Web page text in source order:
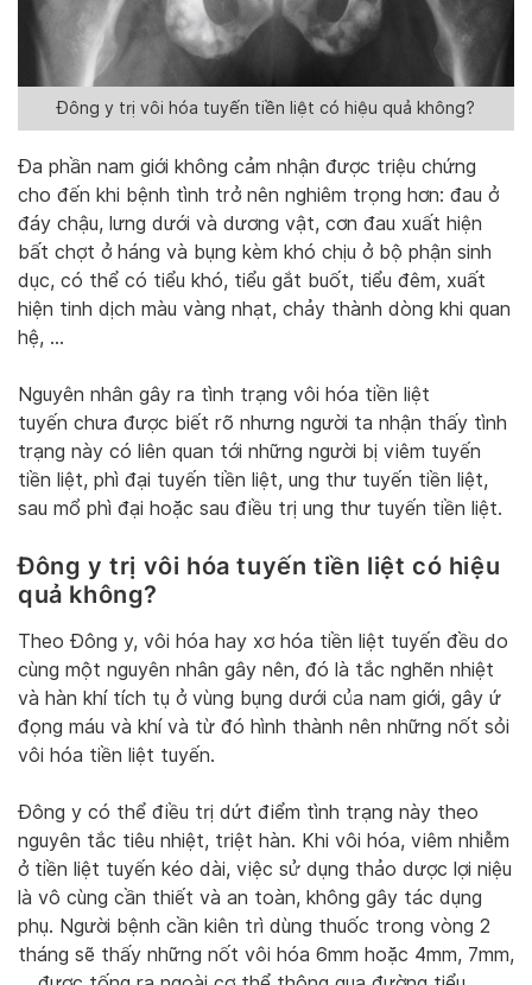
Đông y trị vôi hóa tuyến tiền liệt có hiệu quả không?
Đa phần nam giới không cảm nhận được triệu chứng
cho đến khi bệnh tình trở nên nghiêm trọng hơn: đau ở
đáy chậu, lưng dưới và dương vật, cơn đau xuất hiện
bất chợt ở háng và bụng kèm khó chịu ở bộ phận sinh
dục, có thể có tiểu khó, tiểu gắt buốt, tiểu đêm, xuất
hiện tinh dịch màu vàng nhạt, chảy thành dòng khi quan
hệ, …
Nguyên nhân gây ra tình trạng vôi hóa tiền liệt
tuyến chưa được biết rõ nhưng người ta nhận thấy tình
trạng này có liên quan tới những người bị viêm tuyến
tiền liệt, phì đại tuyến tiền liệt, ung thư tuyến tiền liệt,
sau mổ phì đại hoặc sau điều trị ung thư tuyến tiền liệt.
Đông y trị vôi hóa tuyến tiền liệt có hiệu
quả không?
Theo Đông y, vôi hóa hay xơ hóa tiền liệt tuyến đều do
cùng một nguyên nhân gây nên, đó là tắc nghẽn nhiệt
và hàn khí tích tụ ở vùng bụng dưới của nam giới, gây ứ
đọng máu và khí và từ đó hình thành nên những nốt sỏi
vôi hóa tiền liệt tuyến.
Đông y có thể điều trị dứt điểm tình trạng này theo
nguyên tắc tiêu nhiệt, triệt hàn. Khi vôi hóa, viêm nhiễm
ở tiền liệt tuyến kéo dài, việc sử dụng thảo dược lợi niệu
là vô cùng cần thiết và an toàn, không gây tác dụng
phụ. Người bệnh cần kiên trì dùng thuốc trong vòng 2
tháng sẽ thấy những nốt vôi hóa 6mm hoặc 4mm, 7mm,